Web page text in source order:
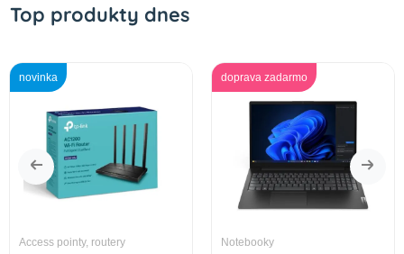
Top produkty dnes
novinka
Access pointy, routery
doprava zadarmo
Notebooky